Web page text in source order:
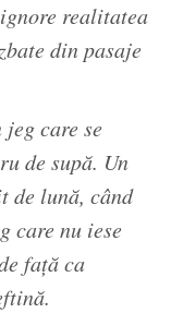
realitatea
din pasaje
care se
de supă. Un
de lună, când
care nu iese
faţă ca